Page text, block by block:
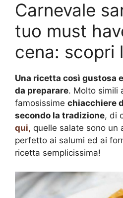
Carnevale
tuo must
cena: scopri
Una ricetta così gustosa
da preparare. Molto simili
famosissime chiacchiere
secondo la tradizione, di
qui, quelle salate sono un
perfetto ai salumi ed ai
ricetta semplicissima!